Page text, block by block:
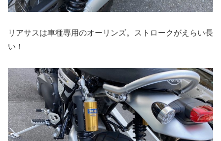
リアサスは車種専用のオーリンズ。ストロークがえらい長
い！